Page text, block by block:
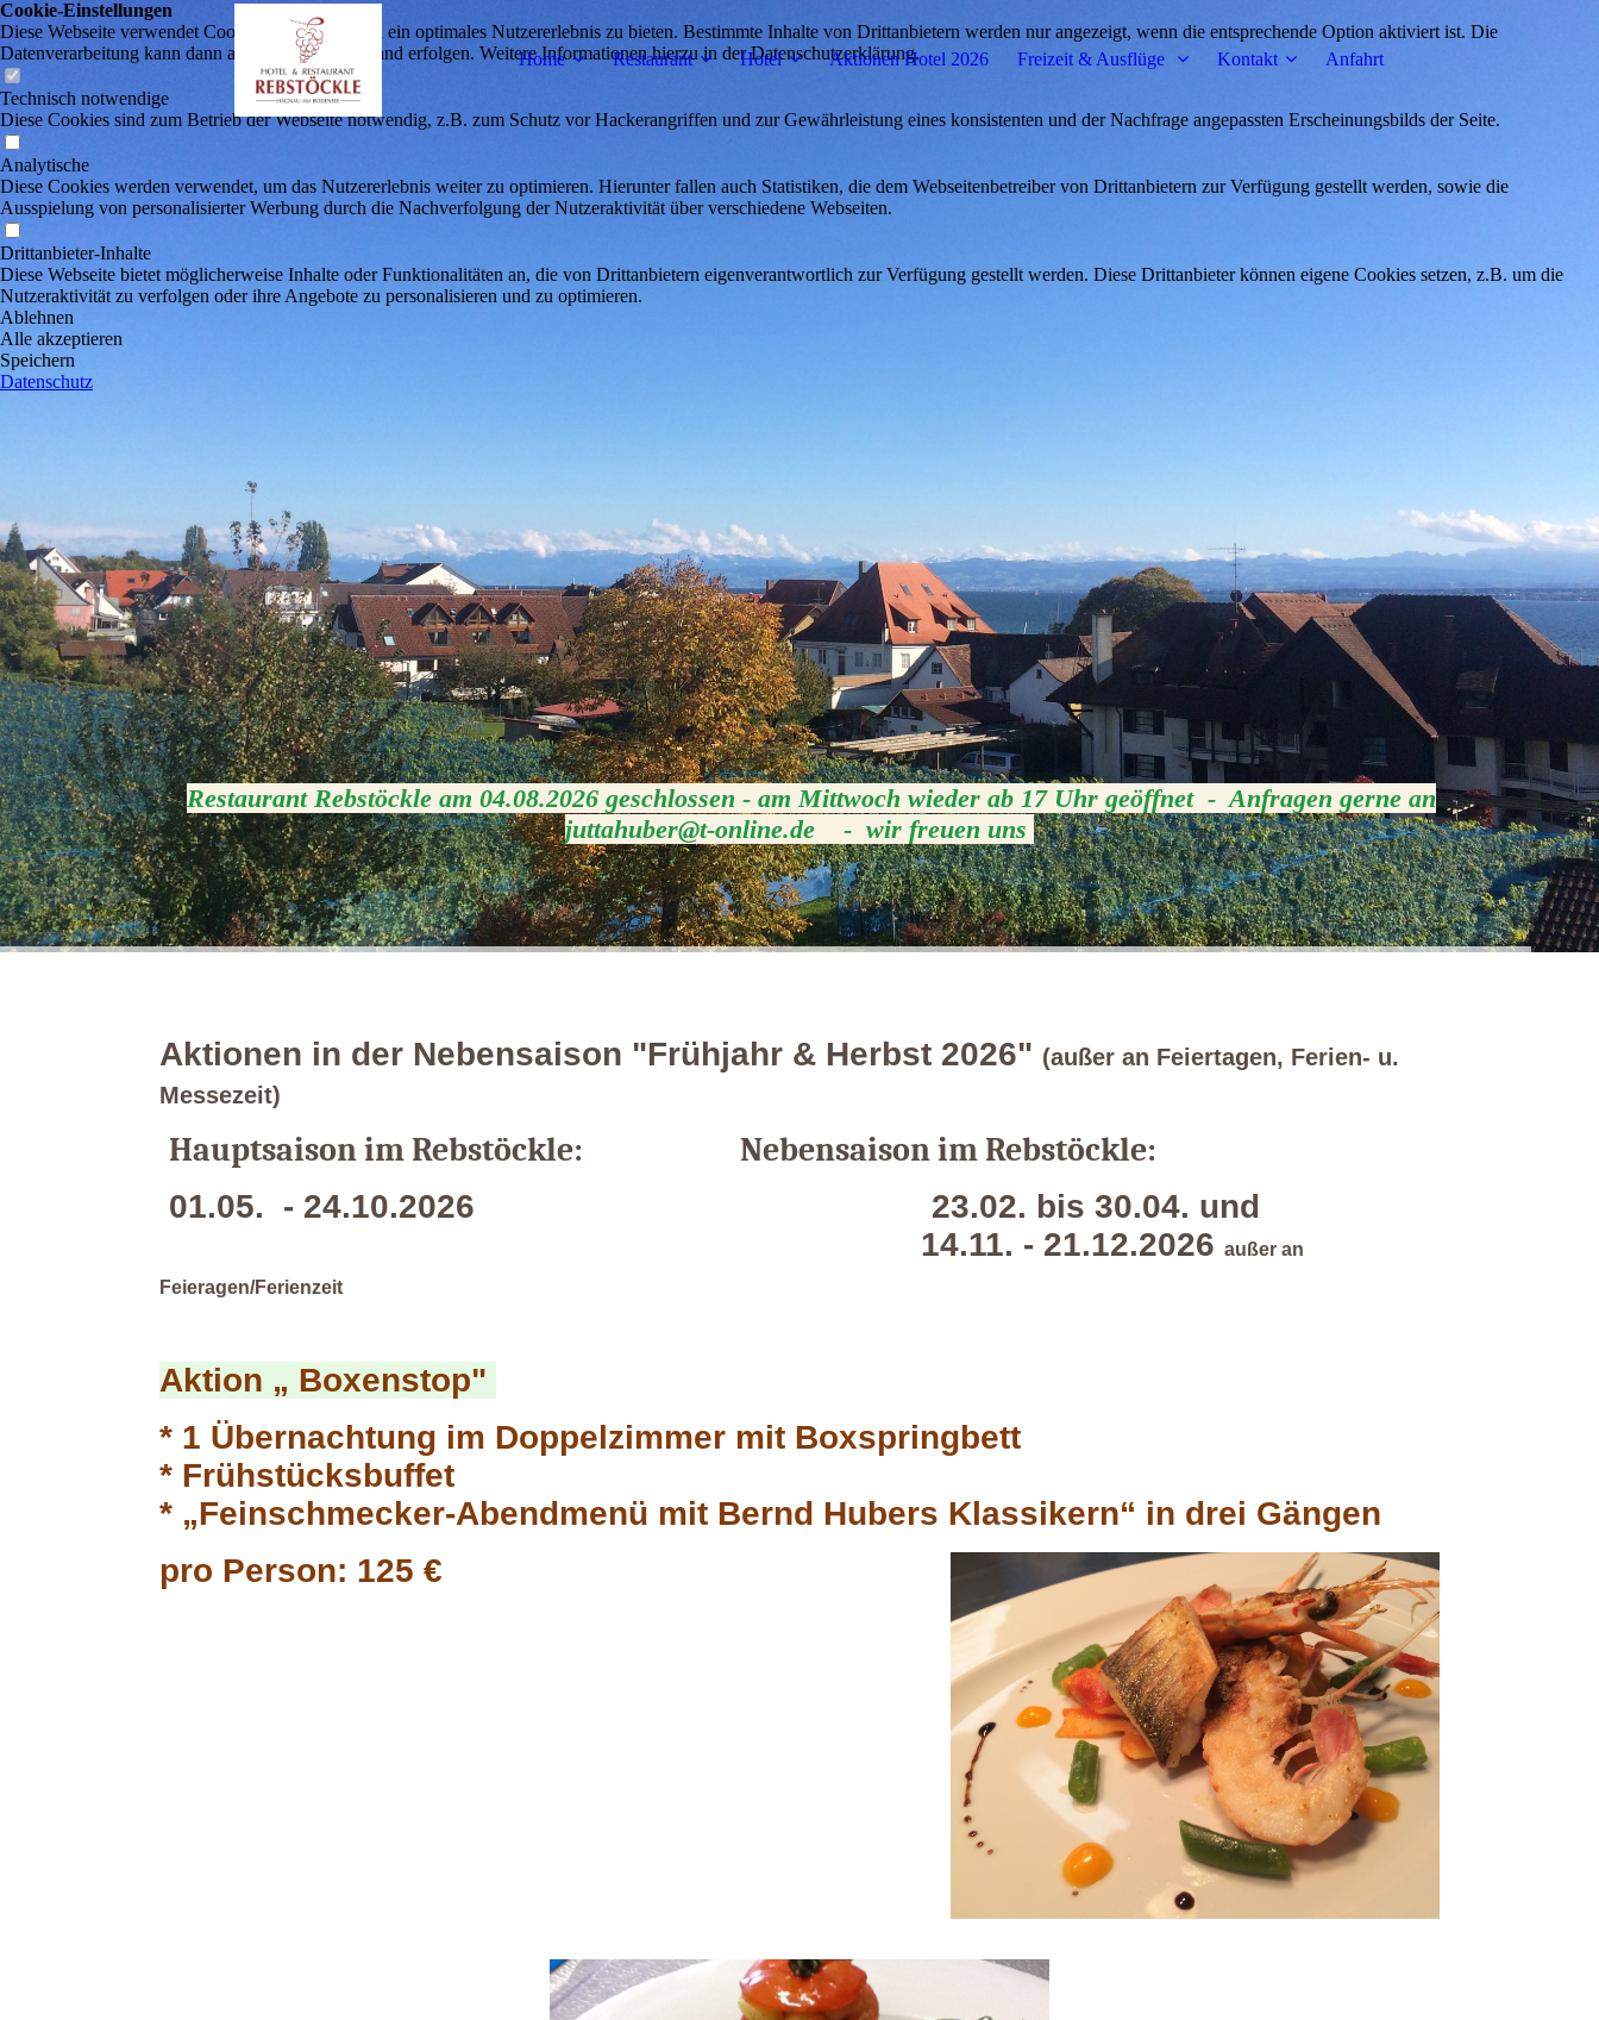
Home Restaurant Hotel Aktionen Hotel 2026 Freizeit & Ausflüge Kontakt Anfahrt
Restaurant Rebstöckle am 04.08.2026 geschlossen - am Mittwoch wieder ab 17 Uhr geöffnet - Anfragen gerne an
juttahuber@t-online.de - wir freuen uns
Aktionen in der Nebensaison "Frühjahr & Herbst 2026" (außer an Feiertagen, Ferien- u.
Messezeit)
Hauptsaison im Rebstöckle: Nebensaison im Rebstöckle:
01.05. - 24.10.2026 23.02. bis 30.04. und
14.11. - 21.12.2026außer an
Feieragen/Ferienzeit
Aktion „ Boxenstop"
* 1 Übernachtung im Doppelzimmer mit Boxspringbett
* Frühstücksbuffet
* „Feinschmecker-Abendmenü mit Bernd Hubers Klassikern“ in drei Gängen
pro Person: 125 €
Cookie-Einstellungen
Diese Webseite verwendet Cookies, um Besuchern ein optimales Nutzererlebnis zu bieten. Bestimmte Inhalte von Drittanbietern werden nur angezeigt, wenn die entsprechende Option aktiviert ist. Die
Datenverarbeitung kann dann auch in einem Drittland erfolgen. Weitere Informationen hierzu in der Datenschutzerklärung.
Technisch notwendige
Diese Cookies sind zum Betrieb der Webseite notwendig, z.B. zum Schutz vor Hackerangriffen und zur Gewährleistung eines konsistenten und der Nachfrage angepassten Erscheinungsbilds der Seite.
Analytische
Diese Cookies werden verwendet, um das Nutzererlebnis weiter zu optimieren. Hierunter fallen auch Statistiken, die dem Webseitenbetreiber von Drittanbietern zur Verfügung gestellt werden, sowie die
Ausspielung von personalisierter Werbung durch die Nachverfolgung der Nutzeraktivität über verschiedene Webseiten.
Drittanbieter-Inhalte
Diese Webseite bietet möglicherweise Inhalte oder Funktionalitäten an, die von Drittanbietern eigenverantwortlich zur Verfügung gestellt werden. Diese Drittanbieter können eigene Cookies setzen, z.B. um die
Nutzeraktivität zu verfolgen oder ihre Angebote zu personalisieren und zu optimieren.
Ablehnen
Alle akzeptieren
Speichern
Datenschutz